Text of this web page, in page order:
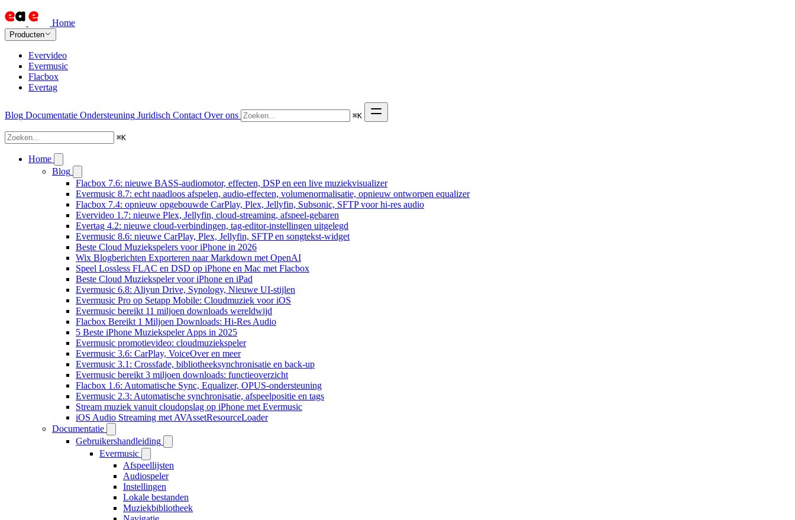
Home
Producten
Evervideo
Evermusic
Flacbox
Evertag
Blog Documentatie Ondersteuning Juridisch Contact Over ons ⌘K
⌘K
Home
Blog
Flacbox 7.6: nieuwe BASS-audiomotor, effecten, DSP en een live muziekvisualizer
Evermusic 8.7: echt naadloos afspelen, audio-effecten, volumenormalisatie, opnieuw ontworpen equalizer
Flacbox 7.4: opnieuw opgebouwde CarPlay, Plex, Jellyfin, Subsonic, SFTP voor hi-res audio
Evervideo 1.7: nieuwe Plex, Jellyfin, cloud-streaming, afspeel-gebaren
Evertag 4.2: nieuwe cloud-verbindingen, tag-editor-instellingen uitgelegd
Evermusic 8.6: nieuwe CarPlay, Plex, Jellyfin, SFTP en songtekst-widget
Beste Cloud Muziekspelers voor iPhone in 2026
Wix Blogberichten Exporteren naar Markdown met OpenAI
Speel Lossless FLAC en DSD op iPhone en Mac met Flacbox
Beste Cloud Muziekspeler voor iPhone en iPad
Evermusic 6.8: Aliyun Drive, Synology, Nieuwe UI-stijlen
Evermusic Pro op Setapp Mobile: Cloudmuziek voor iOS
Evermusic bereikt 11 miljoen downloads wereldwijd
Flacbox Bereikt 1 Miljoen Downloads: Hi-Res Audio
5 Beste iPhone Muziekspeler Apps in 2025
Evermusic promotievideo: cloudmuziekspeler
Evermusic 3.6: CarPlay, VoiceOver en meer
Evermusic 3.1: Crossfade, bibliotheeksynchronisatie en back-up
Evermusic bereikt 3 miljoen downloads: functieoverzicht
Flacbox 1.6: Automatische Sync, Equalizer, OPUS-ondersteuning
Evermusic 2.3: Automatische synchronisatie, afspeelpositie en tags
Stream muziek vanuit cloudopslag op iPhone met Evermusic
iOS Audio Streaming met AVAssetResourceLoader
Documentatie
Gebruikershandleiding
Evermusic
Afspeellijsten
Audiospeler
Instellingen
Lokale bestanden
Muziekbibliotheek